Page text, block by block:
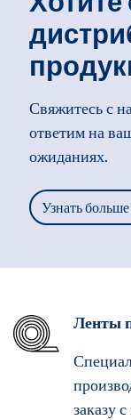
Свяжитесь с
ответим на
ожиданиях.
Узнать больше
Ленты
заказу